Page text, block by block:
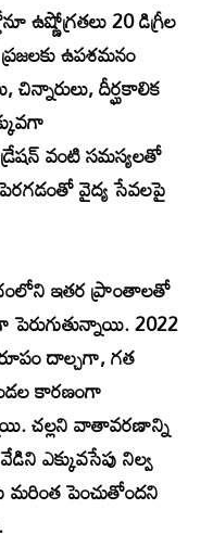
ఉష్ణోగ్రతలు 20 డిగ్రీల
ఉపశమనం
చిన్నారులు, దీర్ఘకాలిక
వంటి సమస్యలతో
వైద్య సేవలపై
ఇతర ప్రాంతాలతో
2022
దాల్చగా, గత
కారణంగా
చల్లని వాతావరణాన్ని
ఎక్కువసేపు నిల్వ
మరింత పెంచుతోందని